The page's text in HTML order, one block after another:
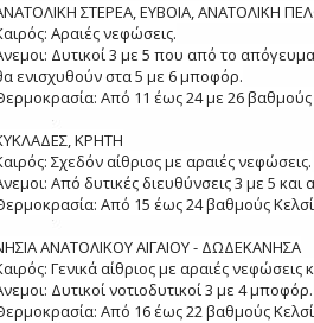
ΣΤΕΡΕΑ, ΕΥΒΟΙΑ, ΑΝΑΤΟΛΙΚΗ
Αραιές νεφώσεις.
Δυτικοί 3 με 5 που από το
ενισχυθούν στα 5 με 6 μποφόρ.
Από 11 έως 24 με 26 βαθμούς
ΚΡΗΤΗ
Σχεδόν αίθριος με αραιές νεφώσεις.
Από δυτικές διευθύνσεις 3 με 5
Από 15 έως 24 βαθμούς
ΑΝΑΤΟΛΙΚΟΥ ΑΙΓΑΙΟΥ - ΔΩΔΕΚΑΝΗΣΑ
Γενικά αίθριος με αραιές νεφώσεις
Δυτικοί νοτιοδυτικοί 3 με 4 μποφόρ.
Από 16 έως 22 βαθμούς